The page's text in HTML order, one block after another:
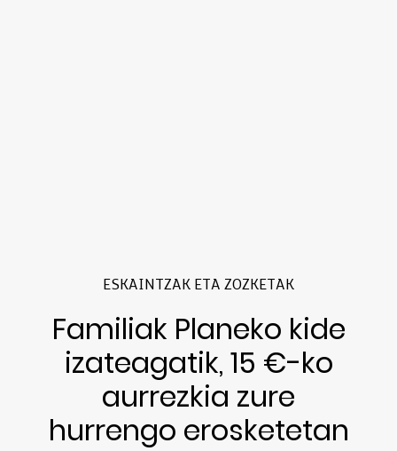
ESKAINTZAK ETA ZOZKETAK
Familiak Planeko kide
izateagatik, 15 €-ko
aurrezkia zure
hurrengo erosketetan